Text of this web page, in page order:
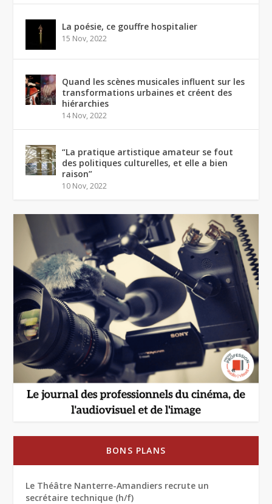
La poésie, ce gouffre hospitalier
15 Nov, 2022
Quand les scènes musicales influent sur les
transformations urbaines et créent des
hiérarchies
14 Nov, 2022
“La pratique artistique amateur se fout
des politiques culturelles, et elle a bien
raison”
10 Nov, 2022
BONS PLANS
Le Théâtre Nanterre-Amandiers recrute un
secrétaire technique (h/f)